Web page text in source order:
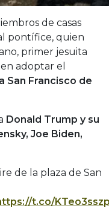
de casas
pontífice, quien
primer jesuita
adoptar el
San Francisco de
Donald Trump y su
Joe Biden,
de la plaza de San
t.co/